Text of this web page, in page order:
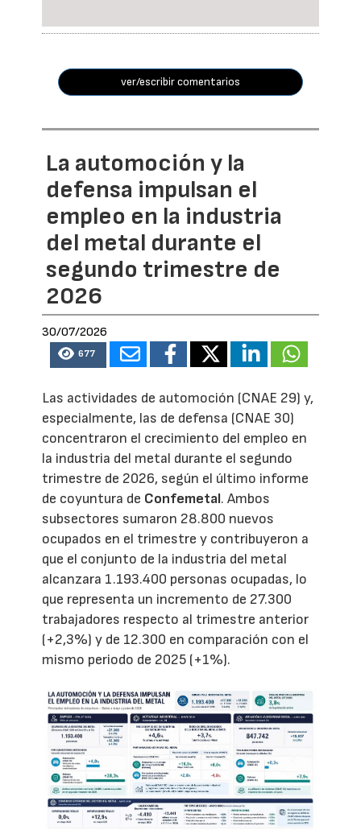
ver/escribir comentarios
La automoción y la
defensa impulsan el
empleo en la industria
del metal durante el
segundo trimestre de
2026
30/07/2026
677
Las actividades de automoción (CNAE 29) y,
especialmente, las de defensa (CNAE 30)
concentraron el crecimiento del empleo en
la industria del metal durante el segundo
trimestre de 2026, según el último informe
de coyuntura de Confemetal. Ambos
subsectores sumaron 28.800 nuevos
ocupados en el trimestre y contribuyeron a
que el conjunto de la industria del metal
alcanzara 1.193.400 personas ocupadas, lo
que representa un incremento de 27.300
trabajadores respecto al trimestre anterior
(+2,3%) y de 12.300 en comparación con el
mismo periodo de 2025 (+1%).